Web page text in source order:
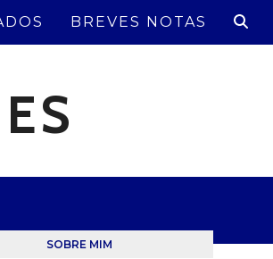
BREVES NOTAS
SOBRE MIM